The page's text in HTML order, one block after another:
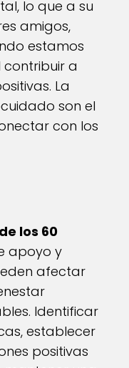
lo que a su
amigos,
estamos
contribuir a
La
son el
con los
los 60
apoyo y
afectar
Identificar
establecer
positivas